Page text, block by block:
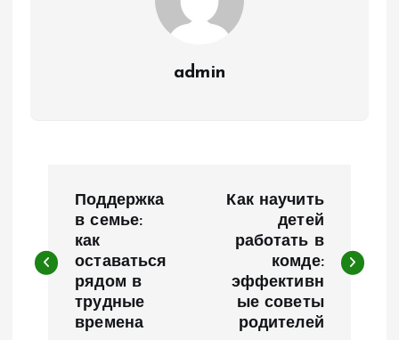
admin
в
Поддержка
в семье:
как
оставаться
рядом в
трудные
времена
Как научить
детей
работать в
комде:
эффективн
ые советы
родителей